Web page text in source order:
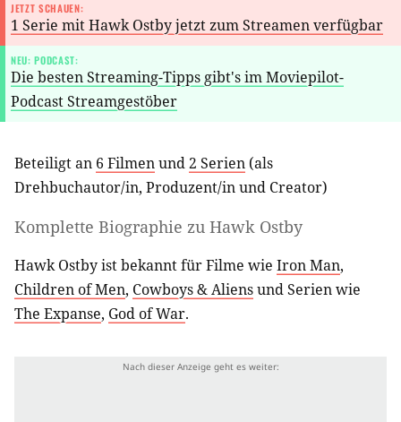
JETZT SCHAUEN:
1 Serie mit Hawk Ostby jetzt zum Streamen verfügbar
NEU: PODCAST:
Die besten Streaming-Tipps gibt's im Moviepilot-
Podcast Streamgestöber
Beteiligt an 6 Filmenund2 Serien (als
Drehbuchautor/in, Produzent/inund Creator)
Komplette Biographie zu Hawk Ostby
Hawk Ostby ist bekannt für Filme wie Iron Man,
Children of Men, Cowboys & Aliensund Serien wie
The Expanse, God of War.